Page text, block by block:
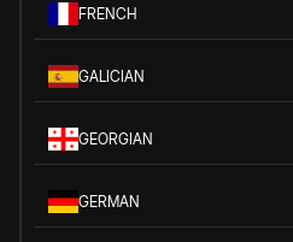
FRENCH
GALICIAN
GEORGIAN
GERMAN